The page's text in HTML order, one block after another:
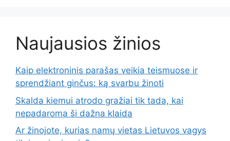
Naujausios žinios
Kaip elektroninis parašas veikia teismuose ir
sprendžiant ginčus: ką svarbu žinoti
Skalda kiemui atrodo gražiai tik tada, kai
nepadaroma ši dažna klaida
Ar žinojote, kurias namų vietas Lietuvos vagys